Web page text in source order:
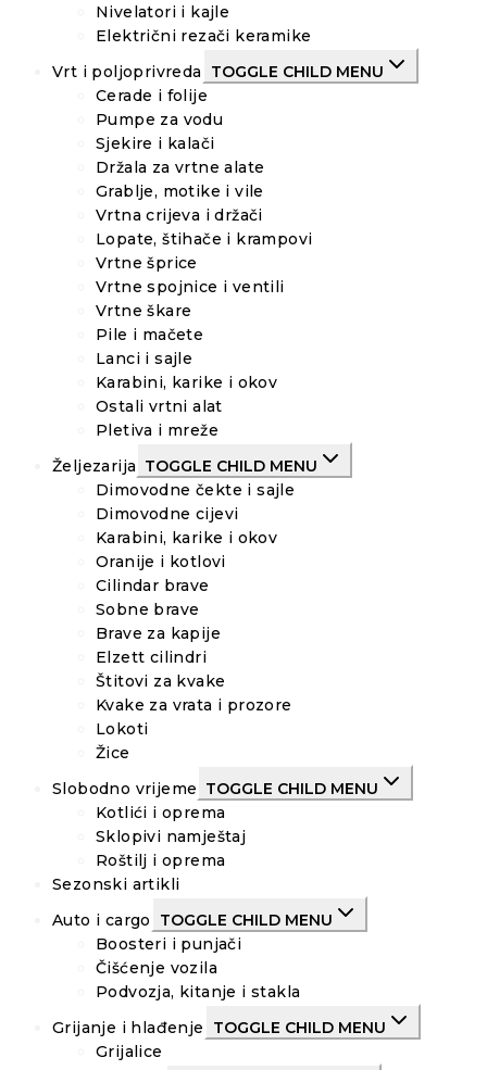
Nivelatori i kajle
Električni rezači keramike
Vrt i poljoprivreda
TOGGLE CHILD MENU
Cerade i folije
Pumpe za vodu
Sjekire i kalači
Držala za vrtne alate
Grablje, motike i vile
Vrtna crijeva i držači
Lopate, štihače i krampovi
Vrtne šprice
Vrtne spojnice i ventili
Vrtne škare
Pile i mačete
Lanci i sajle
Karabini, karike i okov
Ostali vrtni alat
Pletiva i mreže
Željezarija TOGGLE CHILD MENU
Dimovodne čekte i sajle
Dimovodne cijevi
Karabini, karike i okov
Oranije i kotlovi
Cilindar brave
Sobne brave
Brave za kapije
Elzett cilindri
Štitovi za kvake
Kvake za vrata i prozore
Lokoti
Žice
Slobodno vrijeme TOGGLE CHILD MENU
Kotlići i oprema
Sklopivi namještaj
Roštilj i oprema
Sezonski artikli
Auto i cargo
TOGGLE CHILD MENU
Boosteri i punjači
Čišćenje vozila
Podvozja, kitanje i stakla
Grijanje i hlađenje
TOGGLE CHILD MENU
Grijalice